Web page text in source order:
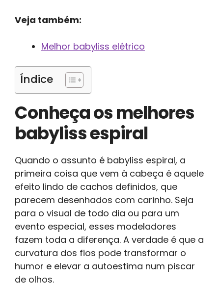
Veja também:
Melhor babyliss elétrico
Índice
Conheça os melhores
babyliss espiral
Quando o assunto é babyliss espiral, a
primeira coisa que vem à cabeça é aquele
efeito lindo de cachos definidos, que
parecem desenhados com carinho. Seja
para o visual de todo dia ou para um
evento especial, esses modeladores
fazem toda a diferença. A verdade é que a
curvatura dos fios pode transformar o
humor e elevar a autoestima num piscar
de olhos.